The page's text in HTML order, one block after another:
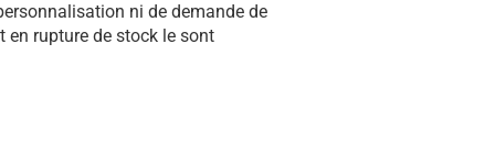
ni de demande de
rupture de stock le sont